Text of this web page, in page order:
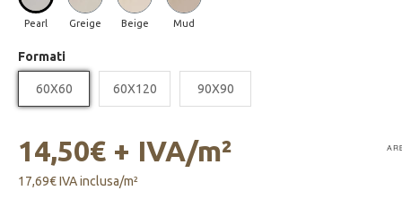
Pearl Greige Beige Mud
Formati
60X60 60X120 90X90
14,50€ + IVA/m²
17,69€ IVA inclusa/m²